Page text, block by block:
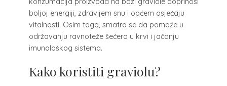
boljoj energiji, zdravijem snu i općem osjećaju
vitalnosti. Osim toga, smatra se da pomaže u
održavanju ravnoteže šećera u krvi i jačanju
imunološkog sistema.
Kako koristiti graviolu?